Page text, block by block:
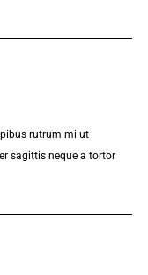
rutrum mi ut
sagittis neque a tortor